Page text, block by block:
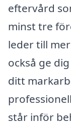
eftervård
minst tre
leder till
också ge
ditt
står inför